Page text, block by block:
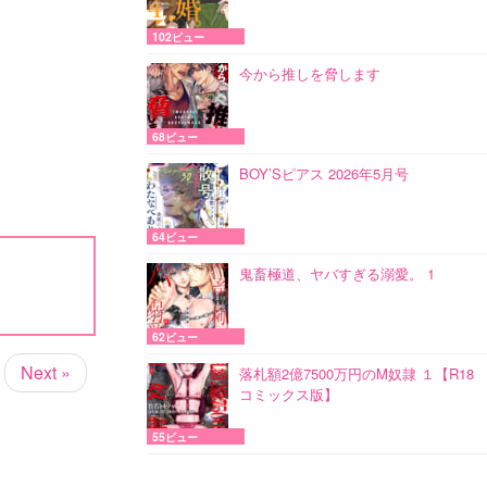
Next »
102ビュー
今から推しを脅します
68ビュー
BOY’Sピアス 2026年5月号
64ビュー
鬼畜極道、ヤバすぎる溺愛。 1
62ビュー
落札額2億7500万円のM奴隷 １【R18
コミックス版】
55ビュー